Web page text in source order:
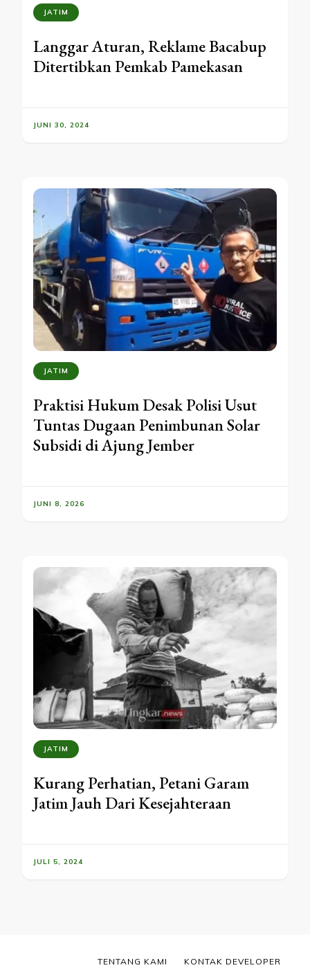
JATIM
Langgar Aturan, Reklame Bacabup
Ditertibkan Pemkab Pamekasan
JUNI 30, 2024
JATIM
Praktisi Hukum Desak Polisi Usut
Tuntas Dugaan Penimbunan Solar
Subsidi di Ajung Jember
JUNI 8, 2026
JATIM
Kurang Perhatian, Petani Garam
Jatim Jauh Dari Kesejahteraan
JULI 5, 2024
TENTANG KAMI KONTAK DEVELOPER